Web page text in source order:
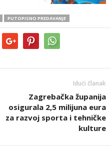
PUTOPISNO PREDAVANJE
Idući članak
Zagrebačka županija
osigurala 2,5 milijuna eura
za razvoj sporta i tehničke
kulture